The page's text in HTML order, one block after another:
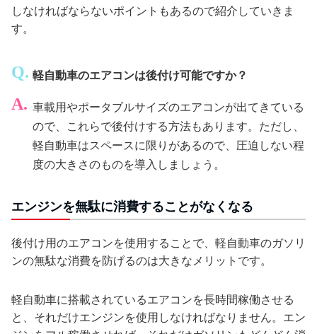
しなければならないポイントもあるので紹介していきま
す。
軽自動車のエアコンは後付け可能ですか？
車載用やポータブルサイズのエアコンが出てきている
ので、これらで後付けする方法もあります。ただし、
軽自動車はスペースに限りがあるので、圧迫しない程
度の大きさのものを導入しましょう。
エンジンを無駄に消費することがなくなる
後付け用のエアコンを使用することで、軽自動車のガソリ
ンの無駄な消費を防げるのは大きなメリットです。
軽自動車に搭載されているエアコンを長時間稼働させる
と、それだけエンジンを使用しなければなりません。エン